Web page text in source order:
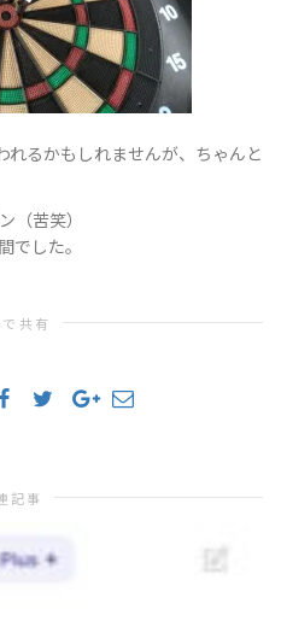
るかもしれませんが、ちゃんと
（苦笑）
でした。
共有
記事